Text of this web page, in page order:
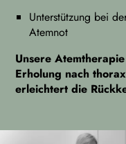
Unterstützung bei
Atemnot
Unsere
Erholung nach
erleichtert die